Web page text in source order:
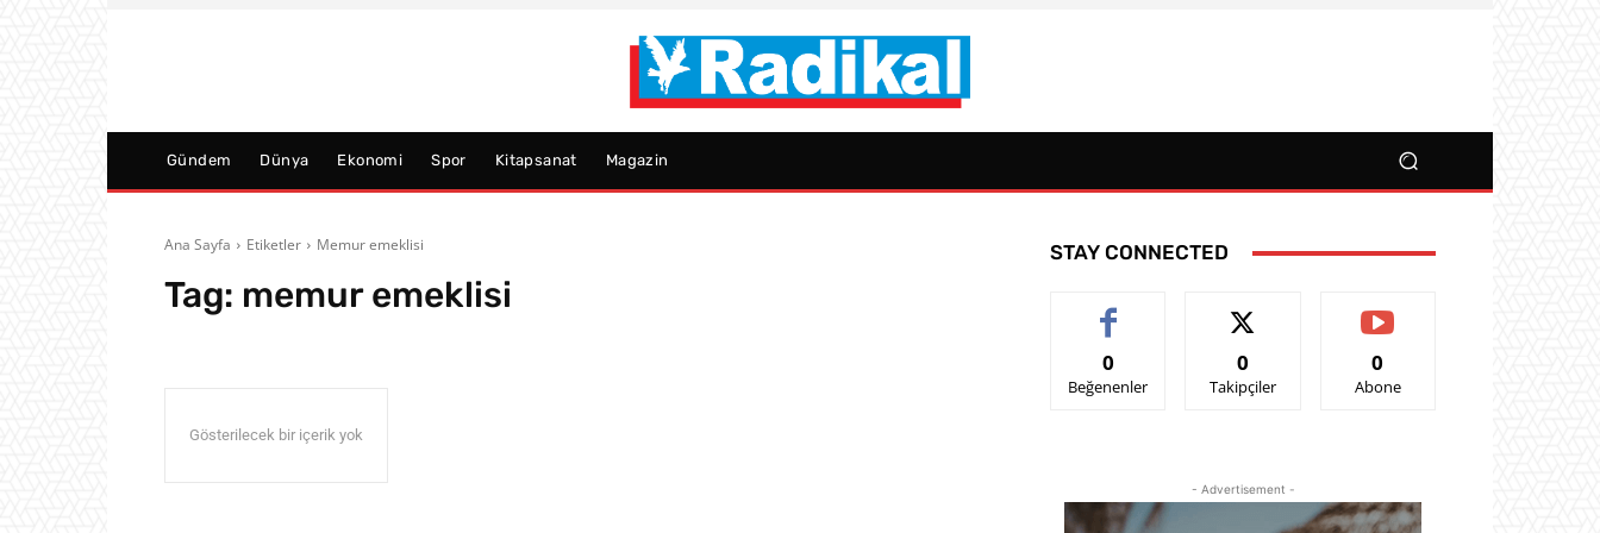
Gündem Dünya Ekonomi Spor Kitapsanat Magazin
Ana Sayfa Etiketler Memur emeklisi
Tag: memur emeklisi
Gösterilecek bir içerik yok
STAY CONNECTED
0
Beğenenler
0
Takipçiler
0
Abone
- Advertisement -